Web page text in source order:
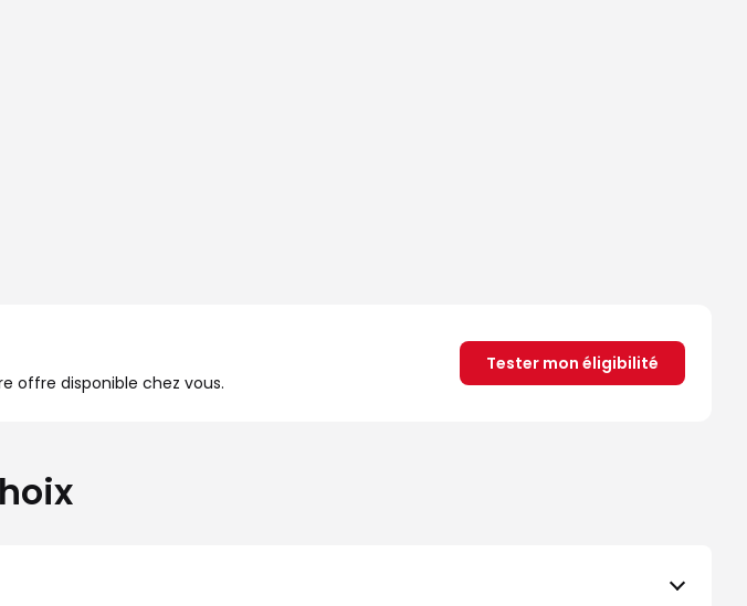
offre disponible chez vous.
Tester mon éligibilité